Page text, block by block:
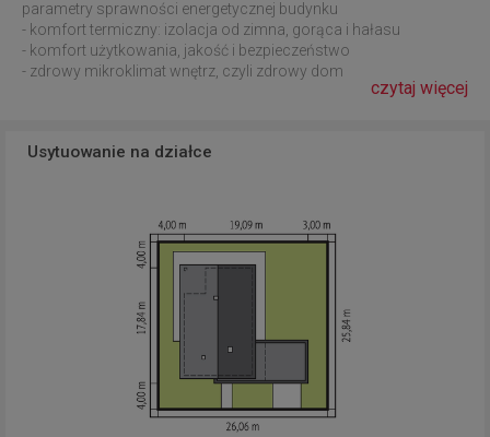
parametry sprawności energetycznej budynku
- komfort termiczny: izolacja od zimna, gorąca i hałasu
- komfort użytkowania, jakość i bezpieczeństwo
- zdrowy mikroklimat wnętrz, czyli zdrowy dom
czytaj więcej
Usytuowanie na działce